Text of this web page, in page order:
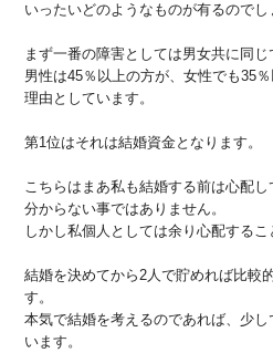
いったいどのようなものが有るのでし
まず一番の障害としては男女共に同じ
男性は45％以上の方が、女性でも35
理由としています。
第1位はそれは結婚資金となります。
こちらはまあ私も結婚する前は心配し
分からない事ではありません。
しかし私個人としては余り心配するこ
結婚を決めてから2人で貯めれば比較
す。
本気で結婚を考えるのであれば、少
います。